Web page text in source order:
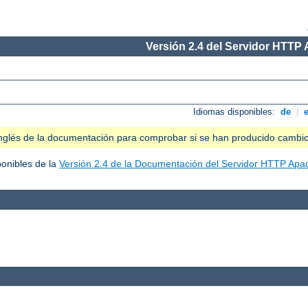
Versión 2.4 del Servidor HTTP
Idiomas disponibles: de
de la documentación para comprobar si se han producido
de la Versión 2.4 de la Documentación del Servidor HTTP